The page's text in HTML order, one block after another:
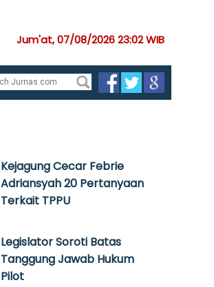
Jum'at, 07/08/2026 23:02 WIB
Kejagung Cecar Febrie
Adriansyah 20 Pertanyaan
Terkait TPPU
Legislator Soroti Batas
Tanggung Jawab Hukum
Pilot